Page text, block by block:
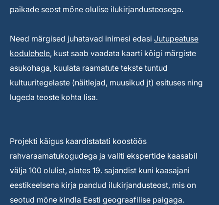
paikade seost mõne olulise ilukirjandusteosega.
Need märgised juhatavad inimesi edasi Jutupeatuse
kodulehele, kust saab vaadata kaarti kõigi märgiste
asukohaga, kuulata raamatute tekste tuntud
kultuuritegelaste (näitlejad, muusikud jt) esituses ning
lugeda teoste kohta lisa.
Projekti käigus kaardistatati koostöös
rahvaraamatukogudega ja valiti ekspertide kaasabil
välja 100 olulist, alates 19. sajandist kuni kaasajani
eestikeelsena kirja pandud ilukirjandusteost, mis on
seotud mõne kindla Eesti geograafilise paigaga.